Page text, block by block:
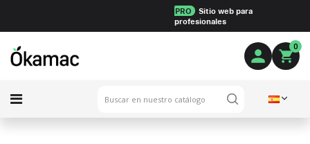
PRO
Sitio web para
profesionales
0